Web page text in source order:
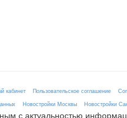
кабинет Пользовательское соглашение
Новостройки Москвы Новостройки
с актуальностью